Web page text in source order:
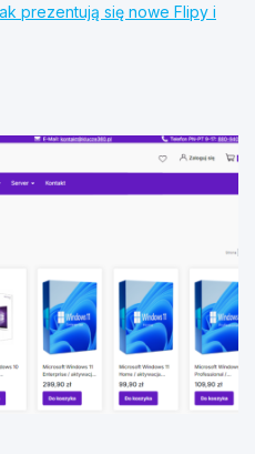
prezentują się nowe Flipy i